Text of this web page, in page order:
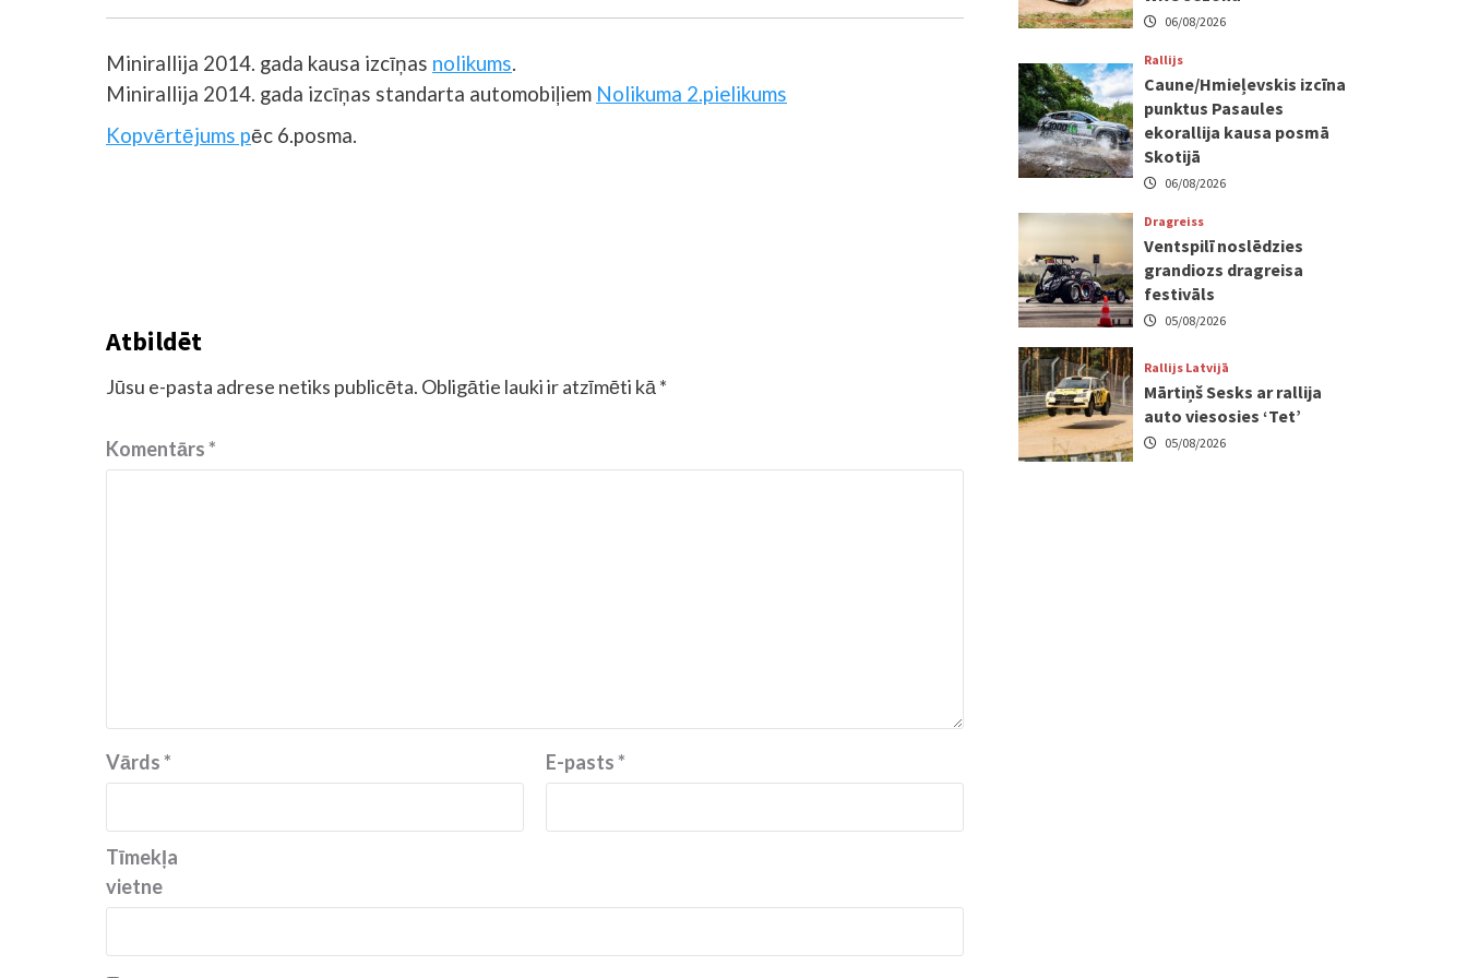
Minirallija 2014. gada kausa izcīņas nolikums.
Minirallija 2014. gada izcīņas standarta automobiļiem Nolikuma 2.pielikums
Kopvērtējums pēc 6.posma.
Atbildēt
Jūsu e-pasta adrese netiks publicēta. Obligātie lauki ir atzīmēti kā *
Komentārs*
Vārds* E-pasts*
Tīmekļa
vietne
06/08/2026
Rallijs
Caune/Hmieļevskis izcīna
punktus Pasaules
ekorallija kausa posmā
Skotijā
06/08/2026
Dragreiss
Ventspilī noslēdzies
grandiozs dragreisa
festivāls
05/08/2026
Rallijs Latvijā
Mārtiņš Sesks ar rallija
auto viesosies ‘Tet’
05/08/2026